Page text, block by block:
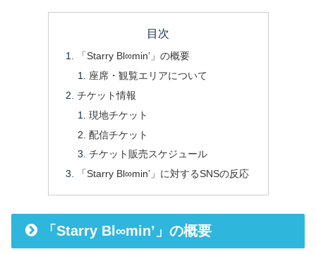
目次
「Starry Bl∞min’」の概要
座席・観覧エリアについて
チケット情報
現地チケット
配信チケット
チケット販売スケジュール
「Starry Bl∞min’」に対するSNSの反応
「Starry Bl∞min’」の概要